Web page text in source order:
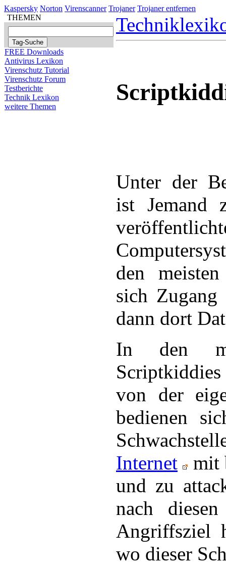
Kaspersky Norton Virenscanner Trojaner Trojaner entfernen
THEMEN
FREE Downloads
Antivirus Lexikon
Virenschutz Tutorial
Virenschutz Forum
Testberichte
Technik Lexikon
weitere Themen
Unter der
ist Jemand
den
sich Zugang
dann dort
In den
von der
bedienen
Internet
mit
und zu
nach
Angriffsziel
wo dieser